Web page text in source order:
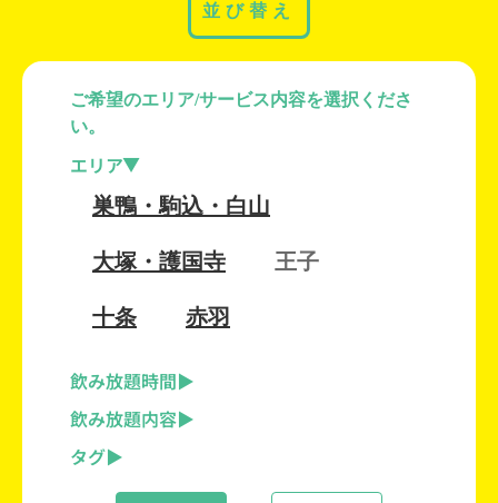
ご希望のエリア/サービス内容を選択くださ
い。
エリア
巣鴨・駒込・白山
大塚・護国寺 王子
十条 赤羽
飲み放題時間
飲み放題内容
タグ
並び替え